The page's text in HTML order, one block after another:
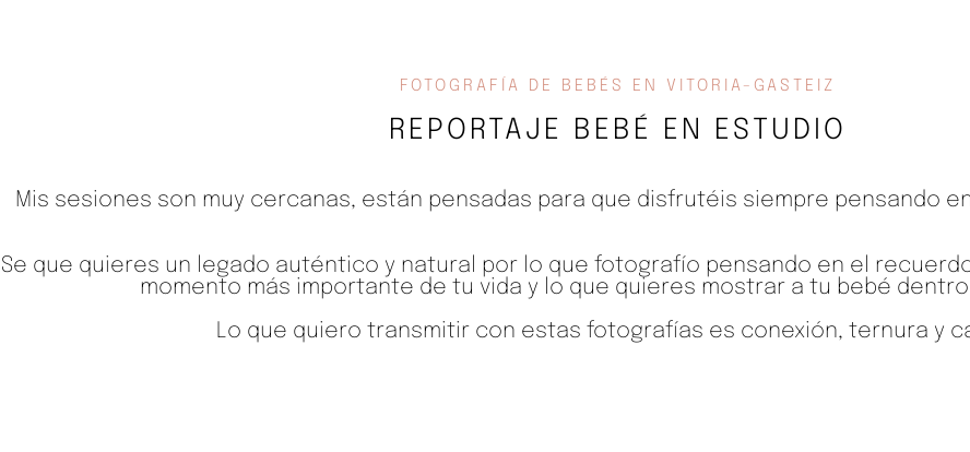
FOTOGRAFÍA DE BEBÉS EN VITORIA-GASTEIZ
REPORTAJE BEBÉ EN ESTUDIO
Mis sesiones son muy cercanas, están pensadas para que disfrutéis siempre pensando
Se que quieres un legado auténtico y natural por lo que fotografío pensando en el
momento más importante de tu vida y lo que quieres mostrar a tu bebé dentro
Lo que quiero transmitir con estas fotografías es conexión, ternura y